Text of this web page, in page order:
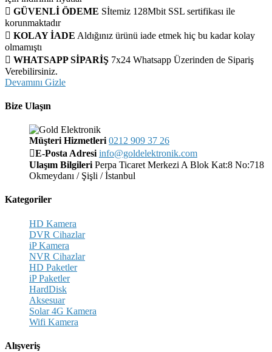
GÜVENLİ ÖDEME Sİtemiz 128Mbit SSL sertifikası ile
korunmaktadır
KOLAY İADE Aldığınız ürünü iade etmek hiç bu kadar kolay
olmamıştı
WHATSAPP SİPARİŞ 7x24 Whatsapp Üzerinden de Sipariş
Verebilirsiniz.
Devamını Gizle
Bize Ulaşın
Müşteri Hizmetleri 0212 909 37 26
E-Posta Adresi info@goldelektronik.com
Ulaşım Bilgileri Perpa Ticaret Merkezi A Blok Kat:8 No:718
Okmeydanı / Şişli / İstanbul
Kategoriler
HD Kamera
DVR Cihazlar
iP Kamera
NVR Cihazlar
HD Paketler
iP Paketler
HardDisk
Aksesuar
Solar 4G Kamera
Wifi Kamera
Alışveriş